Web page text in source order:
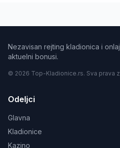
Nezavisan rejting kladionica i
aktuelni bonusi.
© 2026 Top-Kladionice.rs. Sva prava
Odeljci
Glavna
Kladionice
Kazino